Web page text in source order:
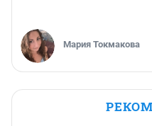
Мария Токмакова